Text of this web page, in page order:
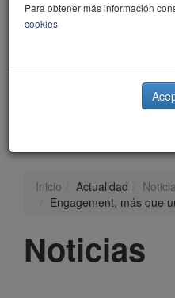
Inicio Actualidad
Engagement, más que
Noticias
Para obtener más información
cookies